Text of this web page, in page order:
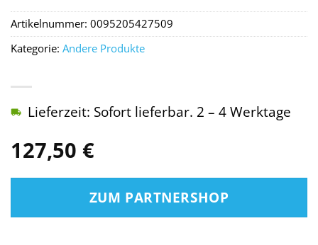
127,50 €
Lieferzeit: Sofort lieferbar. 2 – 4 Werktage
ZUM PARTNERSHOP
Artikelnummer: 0095205427509
Kategorie: Andere Produkte